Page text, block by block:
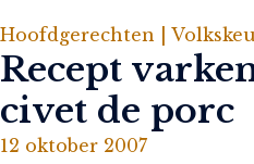
Hoofdgerechten |
Recept
civet de porc
12 oktober 2007